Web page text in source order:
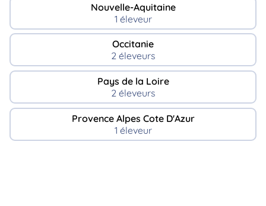
Nouvelle-Aquitaine
1 éleveur
Occitanie
2 éleveurs
Pays de la Loire
2 éleveurs
Provence Alpes Cote D'Azur
1 éleveur